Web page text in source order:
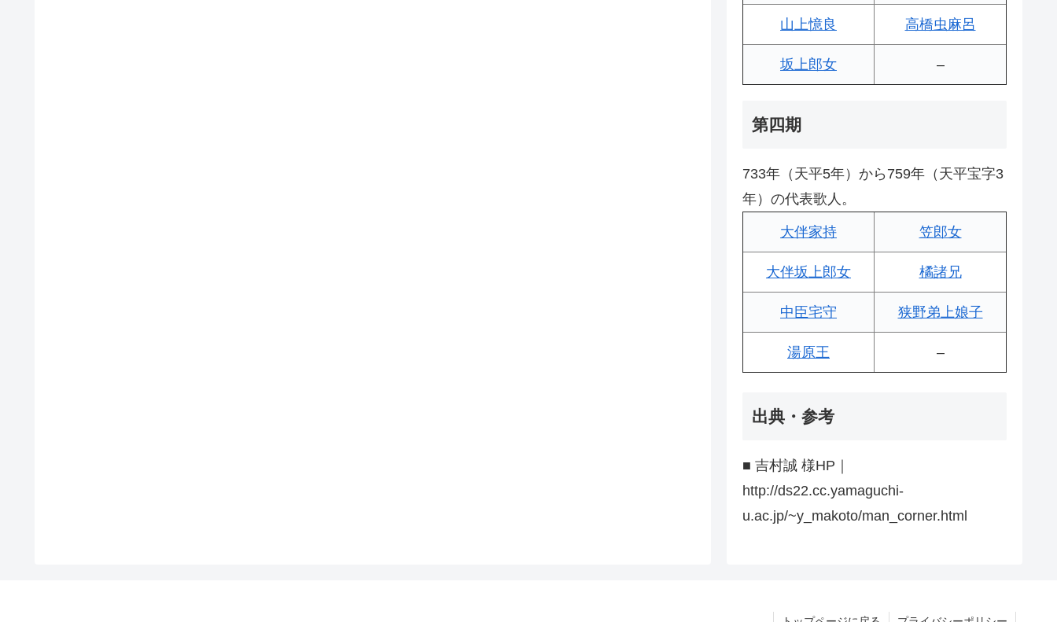
山上憶良 高橋虫麻呂
坂上郎女 –
第四期
733年（天平5年）から759年（天平宝字3
年）の代表歌人。
大伴家持 笠郎女
大伴坂上郎女 橘諸兄
中臣宅守 狭野弟上娘子
湯原王 –
出典・参考
■ 吉村誠 様HP｜
http://ds22.cc.yamaguchi-
u.ac.jp/~y_makoto/man_corner.html